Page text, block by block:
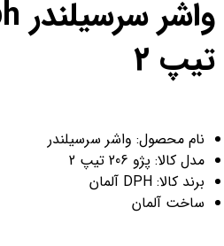
تیپ 2
نام محصول: واشر سرسیلندر
مدل کالا: پژو 206 تیپ 2
برند کالا: DPH آلمان
ساخت آلمان